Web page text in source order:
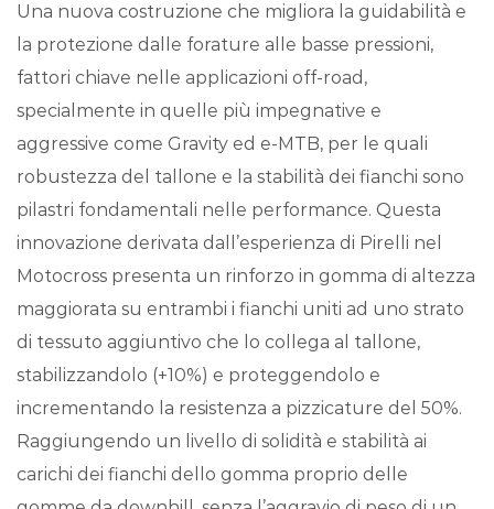
Una nuova costruzione che migliora la guidabilità e
la protezione dalle forature alle basse pressioni,
fattori chiave nelle applicazioni off-road,
specialmente in quelle più impegnative e
aggressive come Gravity ed e-MTB, per le quali
robustezza del tallone e la stabilità dei fianchi sono
pilastri fondamentali nelle performance. Questa
innovazione derivata dall’esperienza di Pirelli nel
Motocross presenta un rinforzo in gomma di altezza
maggiorata su entrambi i fianchi uniti ad uno strato
di tessuto aggiuntivo che lo collega al tallone,
stabilizzandolo (+10%) e proteggendolo e
incrementando la resistenza a pizzicature del 50%.
Raggiungendo un livello di solidità e stabilità ai
carichi dei fianchi dello gomma proprio delle